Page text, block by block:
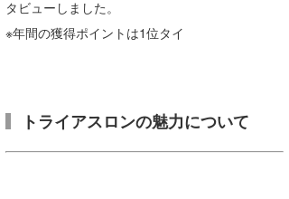
タビューしました。
※年間の獲得ポイントは1位タイ
トライアスロンの魅力について
mitsuteru Kamio
arukasvision
SURFMEDIA
波伝説アンバサダー/プロライダー
嵯峨明日香
+☆maki☆+